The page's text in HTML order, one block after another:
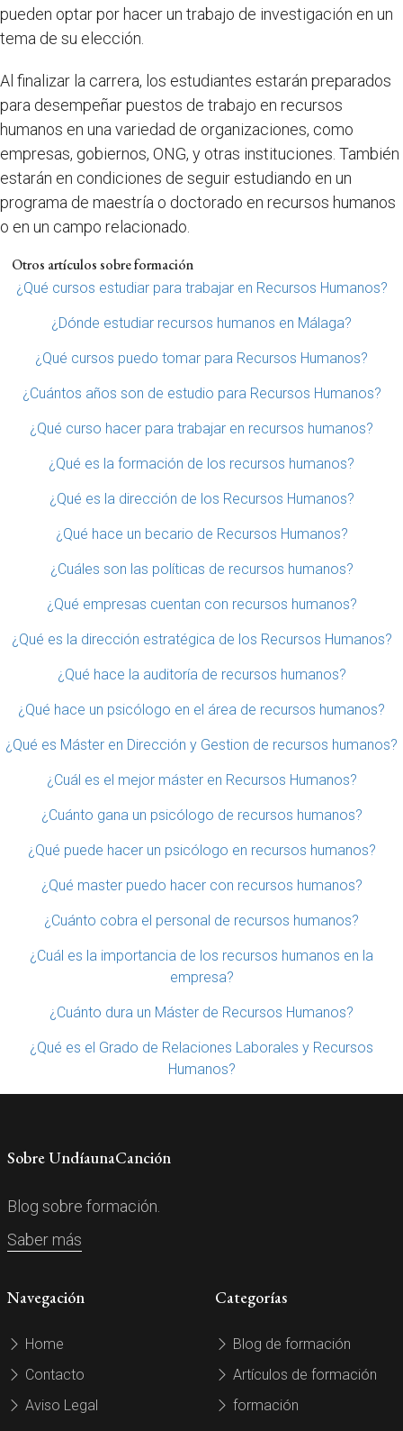
pueden optar por hacer un trabajo de investigación en un
tema de su elección.
Al finalizar la carrera, los estudiantes estarán preparados
para desempeñar puestos de trabajo en recursos
humanos en una variedad de organizaciones, como
empresas, gobiernos, ONG, y otras instituciones. También
estarán en condiciones de seguir estudiando en un
programa de maestría o doctorado en recursos humanos
o en un campo relacionado.
Otros artículos sobre formación
¿Qué cursos estudiar para trabajar en Recursos Humanos?
¿Dónde estudiar recursos humanos en Málaga?
¿Qué cursos puedo tomar para Recursos Humanos?
¿Cuántos años son de estudio para Recursos Humanos?
¿Qué curso hacer para trabajar en recursos humanos?
¿Qué es la formación de los recursos humanos?
¿Qué es la dirección de los Recursos Humanos?
¿Qué hace un becario de Recursos Humanos?
¿Cuáles son las políticas de recursos humanos?
¿Qué empresas cuentan con recursos humanos?
¿Qué es la dirección estratégica de los Recursos Humanos?
¿Qué hace la auditoría de recursos humanos?
¿Qué hace un psicólogo en el área de recursos humanos?
¿Qué es Máster en Dirección y Gestion de recursos humanos?
¿Cuál es el mejor máster en Recursos Humanos?
¿Cuánto gana un psicólogo de recursos humanos?
¿Qué puede hacer un psicólogo en recursos humanos?
¿Qué master puedo hacer con recursos humanos?
¿Cuánto cobra el personal de recursos humanos?
¿Cuál es la importancia de los recursos humanos en la
empresa?
¿Cuánto dura un Máster de Recursos Humanos?
¿Qué es el Grado de Relaciones Laborales y Recursos
Humanos?
Sobre UndíaunaCanción
Blog sobre formación.
Saber más
Navegación
Home
Contacto
Aviso Legal
Categorías
Blog de formación
Artículos de formación
formación